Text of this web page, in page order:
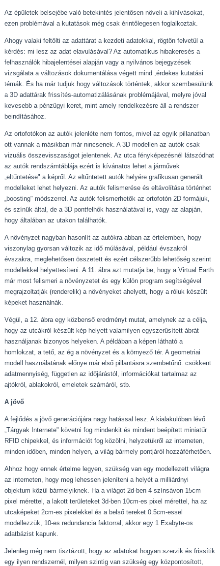
Az épületek belsejébe való betekintés jelentősen növeli a kihívásokat,
ezen problémával a kutatások még csak érintőlegesen foglalkoztak.
Ahogy valaki feltölti az adattárat a kezdeti adatokkal, rögtön felvetül a
kérdés: mi lesz az adat elavulásával? Az automatikus hibakeresés a
felhasználók hibajelentései alapján vagy a nyilvános bejegyzések
vizsgálata a változások dokumentálása végett mind ,érdekes kutatási
témák. És ha már tudjuk hogy változások történtek, akkor szembesülünk
a 3D adattárak frissítés-automatizálásának problémájával, melyre jóval
kevesebb a pénzügyi keret, mint amely rendelkezésre áll a rendszer
beindításához.
Az ortofotókon az autók jelenléte nem fontos, mivel az egyik pillanatban
ott vannak a másikban már nincsenek. A 3D modellen az autók csak
vizuális összevisszaságot jelentenek. Az utca fényképezésnél látszódhat
az autók rendszámtáblája ezért is kívánatos lehet a járművek
„eltűntetése" a képről. Az eltűntetett autók helyére grafikusan generált
modelleket lehet helyezni. Az autók felismerése és eltávolítása történhet
„boosting" módszerrel. Az autók felismerhetők az ortofotón 2D formájuk,
és színük által, de a 3D pontfelhők használatával is, vagy az alapján,
hogy általában az utakon találhatók.
A növényzet nagyban hasonlít az autókra abban az értelemben, hogy
viszonylag gyorsan változik az idő múlásával, például évszakról
évszakra, meglehetősen összetett és ezért célszerűbb lehetőség szerint
modellekkel helyettesíteni. A 11. ábra azt mutatja be, hogy a Virtual Earth
már most felismeri a növényzetet és egy külön program segítségével
megrajzoltatják (renderelik) a növényeket ahelyett, hogy a róluk készült
képeket használnák.
Végül, a 12. ábra egy közbenső eredményt mutat, amelynek az a célja,
hogy az utcákról készült kép helyett valamilyen egyszerűsített ábrát
használjanak bizonyos helyeken. A példában a képen látható a
homlokzat, a tető, az ég a növényzet és a környező tér. A geometriai
modell használatának előnye már első pillantásra szembetűnő: csökkent
adatmennyiség, független az időjárástól, információkat tartalmaz az
ajtókról, ablakokról, emeletek számáról, stb.
A jövő
A fejlődés a jövő generációjára nagy hatással lesz. A kialakulóban lévő
„Tárgyak Internete" követni fog mindenkit és mindent beépített miniatűr
RFID chipekkel, és információt fog közölni, helyzetükről az interneten,
minden időben, minden helyen, a világ bármely pontjáról hozzáférhetően.
Ahhoz hogy ennek értelme legyen, szükség van egy modellezett világra
az interneten, hogy meg lehessen jeleníteni a helyét a milliárdnyi
objektum közül bármelyiknek. Ha a világot 2d-ben 4 színsávon 15cm
pixel mérettel, a lakott területeket 3d-ben 10cm-es pixel mérettel, ha az
utcaképeket 2cm-es pixelekkel és a belső tereket 0.5cm-essel
modellezzük, 10-es redundancia faktorral, akkor egy 1 Exabyte-os
adatbázist kapunk.
Jelenleg még nem tisztázott, hogy az adatokat hogyan szerzik és frissítik
egy ilyen rendszernél, milyen szintig van szükség egy központosított,